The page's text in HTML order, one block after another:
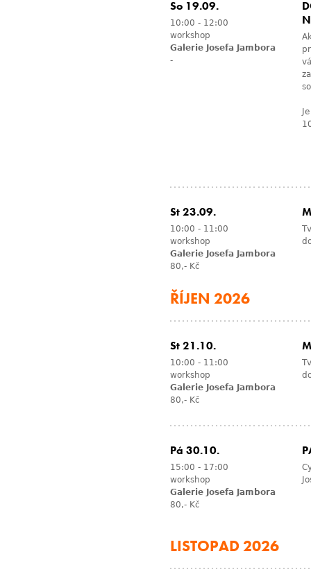
So 19.09.
10:00 - 12:00
workshop
Galerie Josefa Jambora
-
St 23.09.
10:00 - 11:00
workshop
Galerie Josefa Jambora
80,- Kč
ŘÍJEN 2026
St 21.10.
10:00 - 11:00
workshop
Galerie Josefa Jambora
80,- Kč
Pá 30.10.
15:00 - 17:00
workshop
Galerie Josefa Jambora
80,- Kč
LISTOPAD 2026